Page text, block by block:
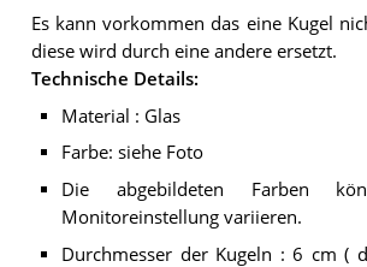
Set
E .
Es kann vorkommen das eine Kugel
diese wird durch eine andere ersetzt.
Technische Details:
Material : Glas
Farbe: siehe Foto
Die abgebildeten Farben
Monitoreinstellung variieren.
Durchmesser der Kugeln : 6 cm (